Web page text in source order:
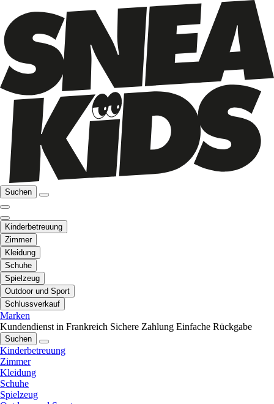
Suchen
Kinderbetreuung
Zimmer
Kleidung
Schuhe
Spielzeug
Outdoor und Sport
Schlussverkauf
Marken
Kundendienst in Frankreich Sichere Zahlung Einfache Rückgabe
Suchen
Kinderbetreuung
Zimmer
Kleidung
Schuhe
Spielzeug